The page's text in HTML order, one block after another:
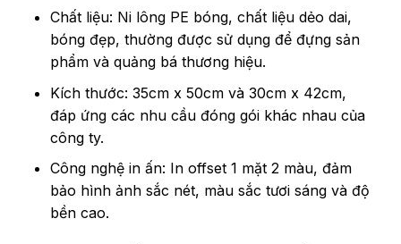
Chất liệu: Ni lông PE bóng, chất liệu dẻo dai,
bóng đẹp, thường được sử dụng để đựng sản
phẩm và quảng bá thương hiệu.
Kích thước: 35cm x 50cm và 30cm x 42cm,
đáp ứng các nhu cầu đóng gói khác nhau của
công ty.
Công nghệ in ấn: In offset 1 mặt 2 màu, đảm
bảo hình ảnh sắc nét, màu sắc tươi sáng và độ
bền cao.